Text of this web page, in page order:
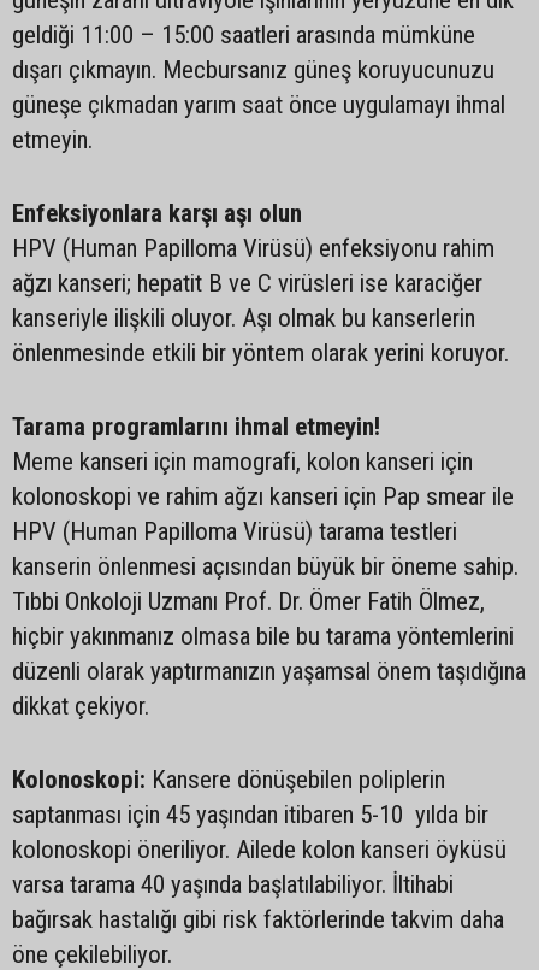
geldiği 11:00 – 15:00 saatleri arasında mümküne
dışarı çıkmayın. Mecbursanız güneş koruyucunuzu
güneşe çıkmadan yarım saat önce uygulamayı ihmal
etmeyin.
Enfeksiyonlara karşı aşı olun
HPV (Human Papilloma Virüsü) enfeksiyonu rahim
ağzı kanseri; hepatit B ve C virüsleri ise karaciğer
kanseriyle ilişkili oluyor. Aşı olmak bu kanserlerin
önlenmesinde etkili bir yöntem olarak yerini koruyor.
Tarama programlarını ihmal etmeyin!
Meme kanseri için mamografi, kolon kanseri için
kolonoskopi ve rahim ağzı kanseri için Pap smear ile
HPV (Human Papilloma Virüsü) tarama testleri
kanserin önlenmesi açısından büyük bir öneme sahip.
Tıbbi Onkoloji Uzmanı Prof. Dr. Ömer Fatih Ölmez,
hiçbir yakınmanız olmasa bile bu tarama yöntemlerini
düzenli olarak yaptırmanızın yaşamsal önem taşıdığına
dikkat çekiyor.
Kolonoskopi: Kansere dönüşebilen poliplerin
saptanması için 45 yaşından itibaren 5-10 yılda bir
kolonoskopi öneriliyor. Ailede kolon kanseri öyküsü
varsa tarama 40 yaşında başlatılabiliyor. İltihabi
bağırsak hastalığı gibi risk faktörlerinde takvim daha
öne çekilebiliyor.